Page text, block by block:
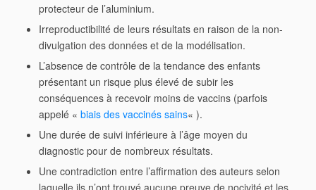
protecteur de l’aluminium.
Irreproductibilité de leurs résultats en raison de la non-
divulgation des données et de la modélisation.
L’absence de contrôle de la tendance des enfants
présentant un risque plus élevé de subir les
conséquences à recevoir moins de vaccins (parfois
appelé « biais des vaccinés sains« ).
Une durée de suivi inférieure à l’âge moyen du
diagnostic pour de nombreux résultats.
Une contradiction entre l’affirmation des auteurs selon
laquelle ils n’ont trouvé aucune preuve de nocivité et les